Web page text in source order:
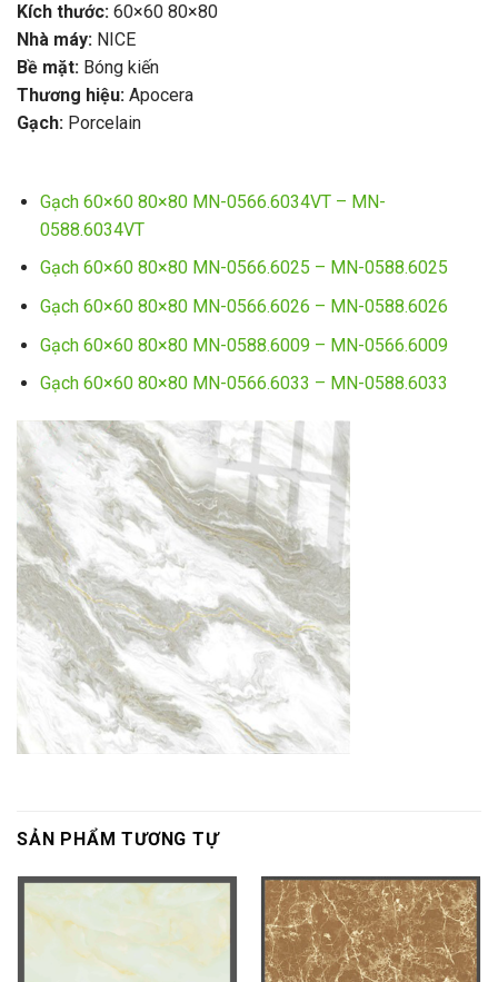
Kích thước: 60×60 80×80
Nhà máy: NICE
Bề mặt: Bóng kiến
Thương hiệu: Apocera
Gạch: Porcelain
Gạch 60×60 80×80 MN-0566.6034VT – MN-
0588.6034VT
Gạch 60×60 80×80 MN-0566.6025 – MN-0588.6025
Gạch 60×60 80×80 MN-0566.6026 – MN-0588.6026
Gạch 60×60 80×80 MN-0588.6009 – MN-0566.6009
Gạch 60×60 80×80 MN-0566.6033 – MN-0588.6033
SẢN PHẨM TƯƠNG TỰ